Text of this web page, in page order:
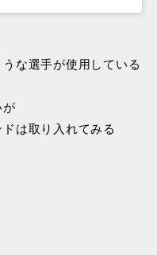
な選手が使用している
は取り入れてみる